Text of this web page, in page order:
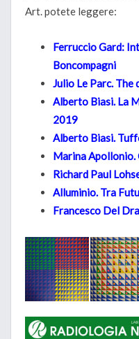
Art. potete leggere:
Ferruccio Gard:
Boncompagni
Julio Le Parc.
Alberto Biasi. La
2019
Alberto Biasi.
Marina
Richard Paul
Alluminio. Tra
Francesco Del